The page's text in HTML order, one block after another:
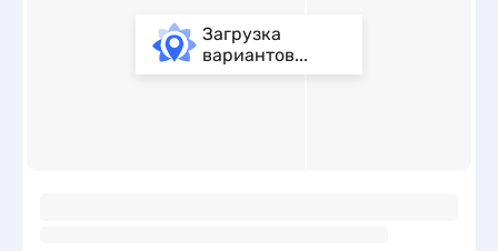
Загрузка
вариантов...